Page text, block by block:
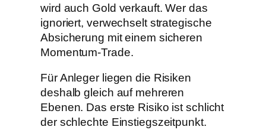
wird auch Gold verkauft. Wer das
ignoriert, verwechselt strategische
Absicherung mit einem sicheren
Momentum-Trade.
Für Anleger liegen die Risiken
deshalb gleich auf mehreren
Ebenen. Das erste Risiko ist schlicht
der schlechte Einstiegszeitpunkt.